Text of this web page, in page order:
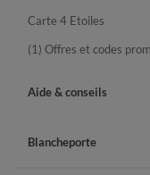
Carte 4 Etoiles
(1) Offres et codes
Aide & conseils
Blancheporte